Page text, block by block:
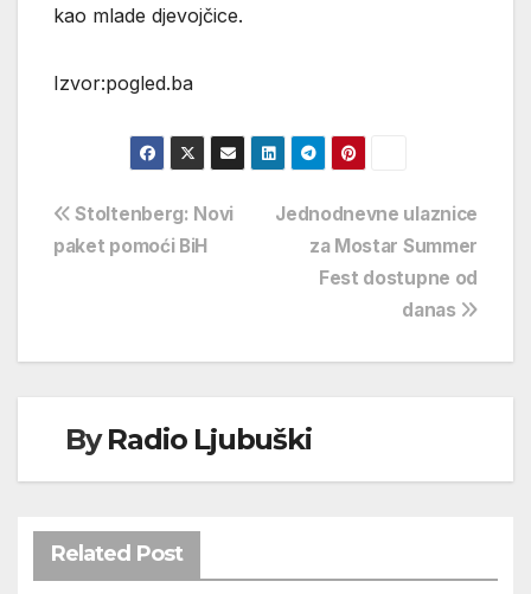
kao mlade djevojčice.
Izvor:pogled.ba
Navigacija
objava
Jednodnevne ulaznice
za Mostar Summer
Fest dostupne od
danas
Stoltenberg: Novi
paket pomoći BiH
ByRadio Ljubuški
Related Post